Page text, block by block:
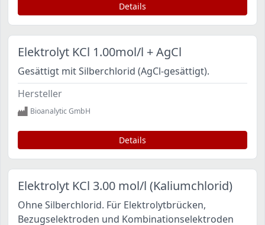
Details
Elektrolyt KCl 1.00mol/l + AgCl
Gesättigt mit Silberchlorid (AgCl-gesättigt).
Hersteller
Bioanalytic GmbH
Details
Elektrolyt KCl 3.00 mol/l (Kaliumchlorid)
Ohne Silberchlorid. Für Elektrolytbrücken,
Bezugselektroden und Kombinationselektroden